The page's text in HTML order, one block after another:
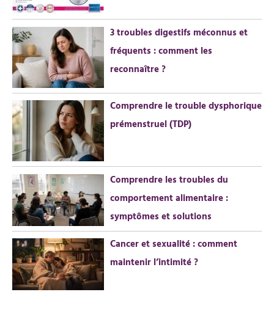
e
r
:
3 troubles digestifs méconnus et
fréquents : comment les
reconnaître ?
Comprendre le trouble dysphorique
prémenstruel (TDP)
Comprendre les troubles du
comportement alimentaire :
symptômes et solutions
Cancer et sexualité : comment
maintenir l’intimité ?